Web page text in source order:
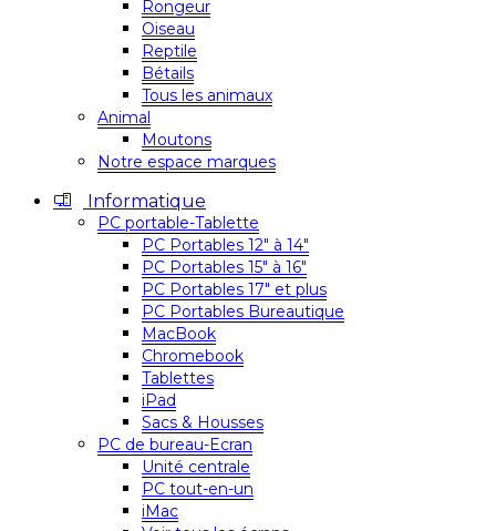
Rongeur
Oiseau
Reptile
Bétails
Tous les animaux
Animal
Moutons
Notre espace marques
Informatique
PC portable-Tablette
PC Portables 12″ à 14″
PC Portables 15″ à 16″
PC Portables 17″ et plus
PC Portables Bureautique
MacBook
Chromebook
Tablettes
iPad
Sacs & Housses
PC de bureau-Ecran
Unité centrale
PC tout-en-un
iMac